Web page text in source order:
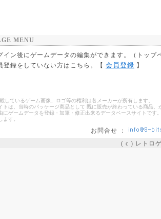
MENU
イン後にゲームデータの編集ができます。（トッ
登録をしていない方はこちら。【 会員登録 】
しているゲーム画像、ロゴ等の権利は各メーカーが所有します。
トは、当時のパッケージ商品として 既に販売が終わっている商品
にゲームデータを登録・加筆・修正出来るデータベースサイトで
ます。
お問合せ ：
( c ) レトロ